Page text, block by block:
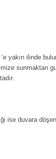
yakın ilinde
ise duvara